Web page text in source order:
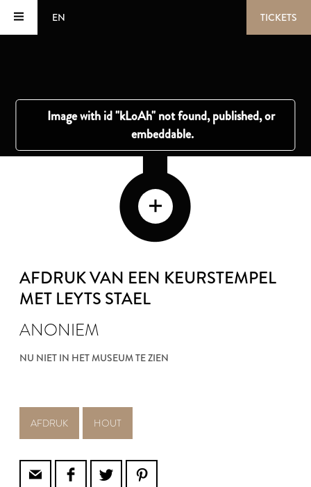
EN TICKETS
AFDRUK VAN EEN KEURSTEMPEL
MET LEYTS STAEL
ANONIEM
NU NIET IN HET MUSEUM TE ZIEN
AFDRUK HOUT